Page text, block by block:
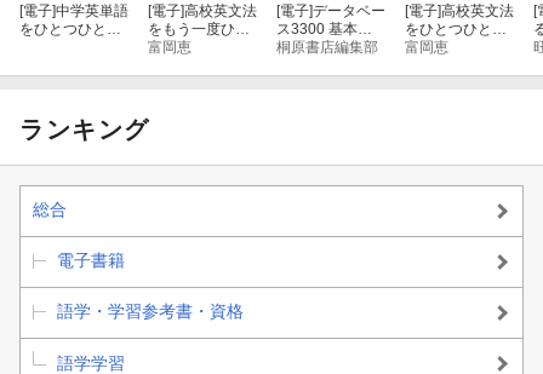
[電子]中学英単語
をひとつひとつ
[電子]高校英文法
をもう一度ひと
つひとつわかり
富岡恵
[電子]データベー
ス3300 基本英
単語・熟語
桐原書店編集部
[電子]高校英文法
をひとつひとつ
わかりやすく。
富岡恵
[
ランキング
総合
電子書籍
語学・学習参考書・資格
語学学習